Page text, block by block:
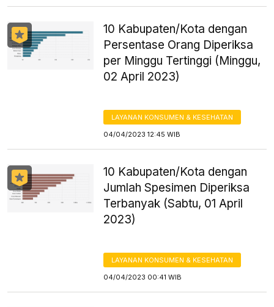
10 Kabupaten/Kota dengan
Persentase Orang Diperiksa
per Minggu Tertinggi (Minggu,
02 April 2023)
LAYANAN KONSUMEN & KESEHATAN
04/04/2023 12:45 WIB
10 Kabupaten/Kota dengan
Jumlah Spesimen Diperiksa
Terbanyak (Sabtu, 01 April
2023)
LAYANAN KONSUMEN & KESEHATAN
04/04/2023 00:41 WIB